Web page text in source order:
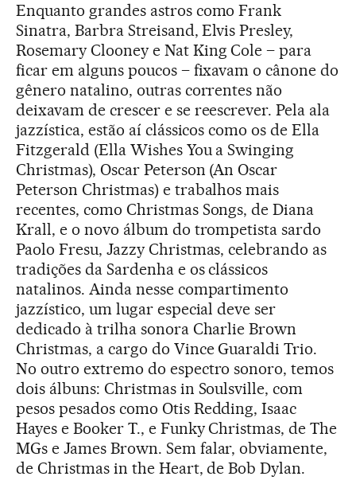
Enquanto grandes astros como Frank
Sinatra, Barbra Streisand, Elvis Presley,
Rosemary Clooney e Nat King Cole – para
ficar em alguns poucos – fixavam o cânone do
gênero natalino, outras correntes não
deixavam de crescer e se reescrever. Pela ala
jazzística, estão aí clássicos como os de Ella
Fitzgerald (Ella Wishes You a Swinging
Christmas), Oscar Peterson (An Oscar
Peterson Christmas) e trabalhos mais
recentes, como Christmas Songs, de Diana
Krall, e o novo álbum do trompetista sardo
Paolo Fresu, Jazzy Christmas, celebrando as
tradições da Sardenha e os clássicos
natalinos. Ainda nesse compartimento
jazzístico, um lugar especial deve ser
dedicado à trilha sonora Charlie Brown
Christmas, a cargo do Vince Guaraldi Trio.
No outro extremo do espectro sonoro, temos
dois álbuns: Christmas in Soulsville, com
pesos pesados como Otis Redding, Isaac
Hayes e Booker T., e Funky Christmas, de The
MGs e James Brown. Sem falar, obviamente,
de Christmas in the Heart, de Bob Dylan.